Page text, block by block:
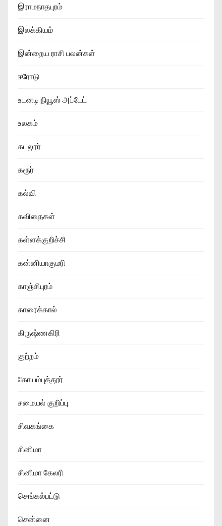
இராமநாதபுரம்
இலக்கியம்
இன்றைய ராசி பலன்கள்
ஈரோடு
உடனடி நியூஸ் அப்டேட்
உலகம்
கடலூர்
கரூர்
கல்வி
கவிதைகள்
கள்ளக்குறிச்சி
கன்னியாகுமரி
காஞ்சிபுரம்
காரைக்கால்
கிருஷ்ணகிரி
குற்றம்
கோயம்புத்தூர்
சமையல் குறிப்பு
சிவகங்கை
சினிமா
சினிமா கேலரி
செங்கல்பட்டு
சென்னை